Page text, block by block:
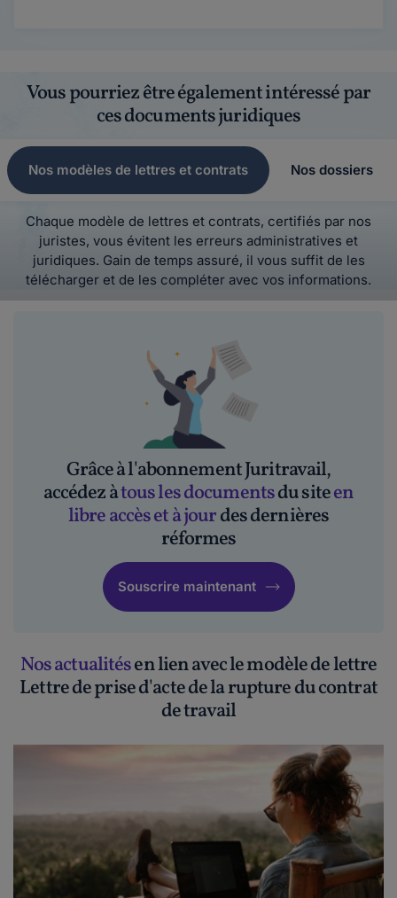
Vous pourriez être également intéressé par
ces documents juridiques
Nos modèles de lettres et contrats Nos dossiers
Chaque modèle de lettres et contrats, certifiés par nos
juristes, vous évitent les erreurs administratives et
juridiques. Gain de temps assuré, il vous suffit de les
télécharger et de les compléter avec vos informations.
Grâce à l'abonnement Juritravail,
accédez àtous les documentsdu siteen
libre accès et à jourdes dernières
réformes
Souscrire maintenant
Nos actualitésen lien avec le modèle de lettre
Lettre de prise d'acte de la rupture du contrat
de travail